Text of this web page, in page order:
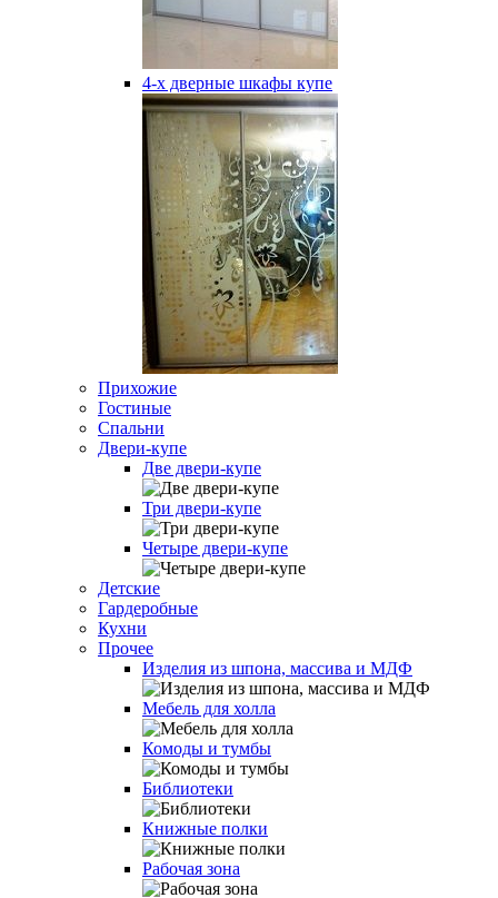
4-х дверные шкафы купе
Прихожие
Гостиные
Спальни
Двери-купе
Две двери-купе
Три двери-купе
Четыре двери-купе
Детские
Гардеробные
Кухни
Прочее
Изделия из шпона, массива и МДФ
Мебель для холла
Комоды и тумбы
Библиотеки
Книжные полки
Рабочая зона